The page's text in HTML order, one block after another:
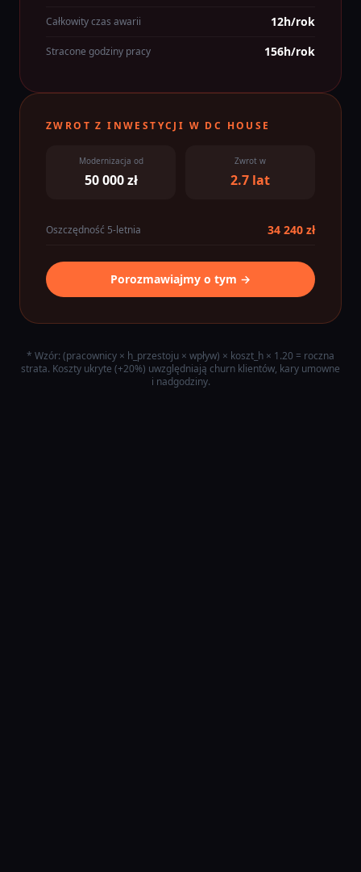
Całkowity czas awarii 12h/rok
Stracone godziny pracy 156h/rok
ZWROT Z INWESTYCJI W DC HOUSE
Modernizacja od
50 000 zł
Zwrot w
2.7 lat
Oszczędność 5-letnia 34 240 zł
Porozmawiajmy o tym →
* Wzór: (pracownicy × h_przestoju × wpływ) × koszt_h × 1.20 = roczna
strata. Koszty ukryte (+20%) uwzględniają churn klientów, kary umowne
i nadgodziny.